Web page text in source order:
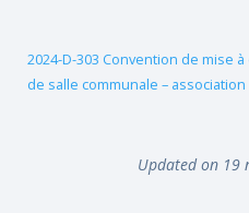
2024-D-303 Convention de mise
de salle communale – association
Updated on 19